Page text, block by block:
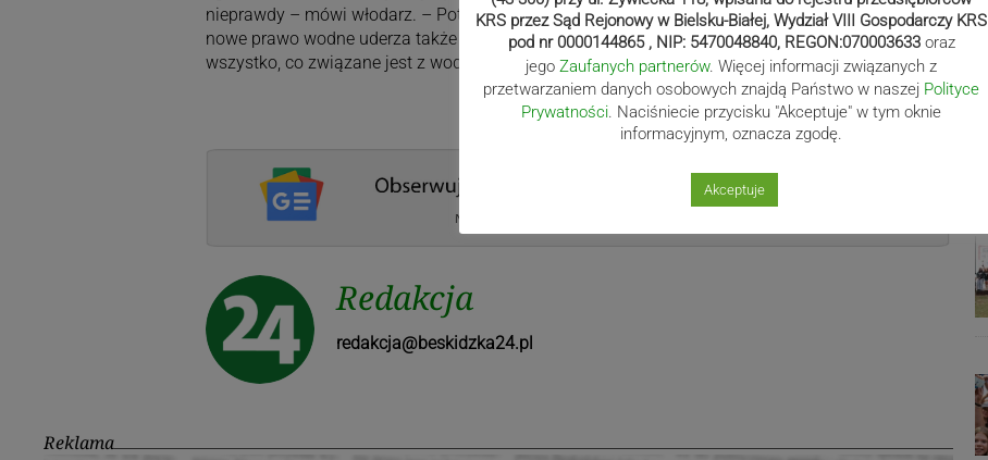
nieprawdy – mówi włodarz. – Potem Wody Polskie zweryfikują nasze wykazy. Wójt podkreśla, że
nowe prawo wodne uderza także w lokalne samorządy. Będą one ponosić opłaty za niemal
wszystko, co związane jest z wodą – nawet za odprowadzanie oczyszczonych ścieków.
Redakcja
redakcja@beskidzka24.pl
Reklama
KRS przez Sąd Rejonowy w Bielsku-Białej, Wydział VIII Gospodarczy KRS
pod nr 0000144865 , NIP: 5470048840, REGON:070003633 oraz
jego Zaufanych partnerów. Więcej informacji związanych z
przetwarzaniem danych osobowych znajdą Państwo w naszej Polityce
Prywatności . Naciśniecie przycisku "Akceptuje" w tym oknie
informacyjnym, oznacza zgodę.
Akceptuje